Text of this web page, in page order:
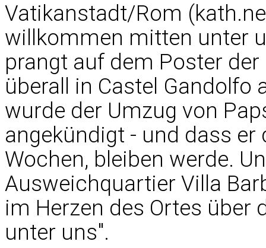
Vatikanstadt/Rom
willkommen mitten unter
prangt auf dem Poster
überall in Castel Gandolfo
wurde der Umzug von
angekündigt - und dass
Wochen, bleiben werde.
Ausweichquartier Villa
im Herzen des Ortes über
unter uns".